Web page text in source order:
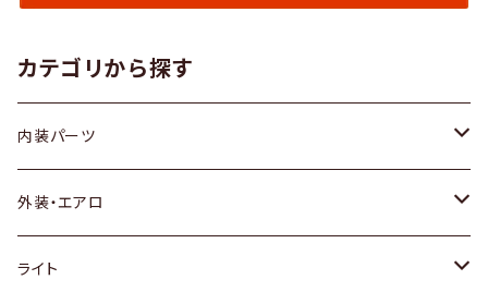
カテゴリから探す
内装パーツ
トヨタ
ホンダ
外装・エアロ
トヨタ
ライト